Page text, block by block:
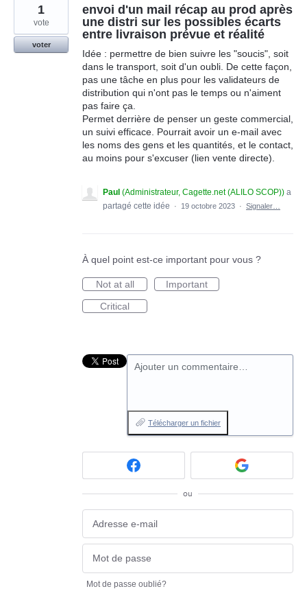
envoi d'un mail récap au prod après
une distri sur les possibles écarts
entre livraison prévue et réalité
Idée : permettre de bien suivre les "soucis", soit
dans le transport, soit d'un oubli. De cette façon,
pas une tâche en plus pour les validateurs de
distribution qui n'ont pas le temps ou n'aiment
pas faire ça.
Permet derrière de penser un geste commercial,
un suivi efficace. Pourrait avoir un e-mail avec
les noms des gens et les quantités, et le contact,
au moins pour s'excuser (lien vente directe).
1
vote
voter
Paul (Administrateur, Cagette.net (ALILO SCOP)) a
partagé cette idée
· 19 octobre 2023 · Signaler…
À quel point est-ce important pour vous ?
Not at all
Important
Critical
Ajouter un commentaire…
Télécharger un fichier
ou
Mot de passe oublié?